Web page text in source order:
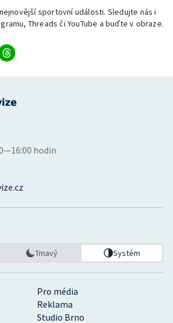
sportovní události. Sledujte nás i
Threads či YouTube a buďte v obraze.
Pro média
Reklama
Studio Brno
hodin
Tmavý Systém